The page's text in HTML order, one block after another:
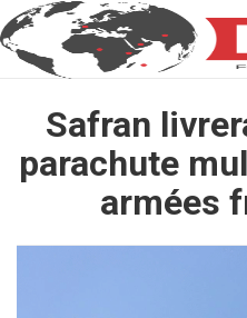
Safran
parachute
armées